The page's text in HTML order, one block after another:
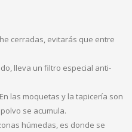
cerradas, evitarás que entre
lleva un filtro especial anti-
las moquetas y la tapicería son
se acumula.
húmedas, es donde se